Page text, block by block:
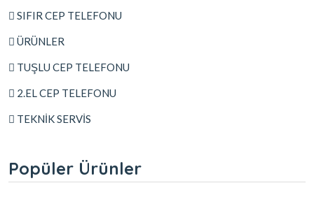
SIFIR CEP TELEFONU
ÜRÜNLER
TUŞLU CEP TELEFONU
2.EL CEP TELEFONU
TEKNİK SERVİS
Popüler Ürünler